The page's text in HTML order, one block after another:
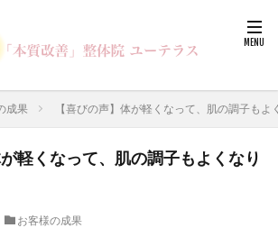
成果 【喜びの声】体が軽くなって、肌の調子もよ
が軽くなって、肌の調子もよくなり
お客様の成果